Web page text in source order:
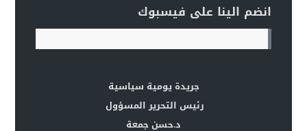
انضم الينا على فيسبوك
جريدة يومية سياسية
رئيس التحرير المسؤول
د.حسن جمعة